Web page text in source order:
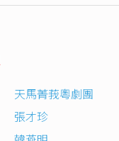
天馬菁莪粵劇團
張才珍